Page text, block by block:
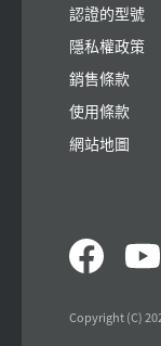
認證的型號
隱私權政策
銷售條款
使用條款
網站地圖
Copyright (C)